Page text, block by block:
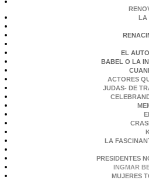
LA
EL
BABEL O LA
ACTORES
JUDAS- DE
LA
PRESIDENTES
INGMAR
MUJERES